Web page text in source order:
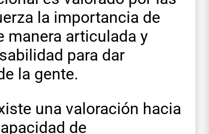
la importancia de
manera articulada y
para dar
la gente.
una valoración hacia
de